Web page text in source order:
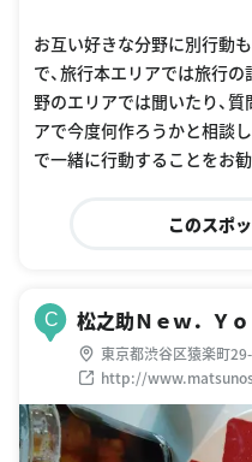
お互い好きな分野に別行動
で、旅行本エリアでは旅行
野のエリアでは聞いたり、
アで今度何作ろうかと相談
で一緒に行動することをお
このスポ
C 松之助Ｎｅｗ．Ｙ
東京都渋谷区猿楽町
http://